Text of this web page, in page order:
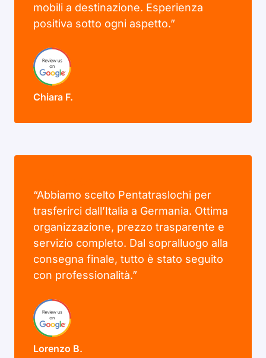
mobili a destinazione. Esperienza
positiva sotto ogni aspetto.”
Chiara F.
“Abbiamo scelto Pentatraslochi per
trasferirci dall’Italia a Germania. Ottima
organizzazione, prezzo trasparente e
servizio completo. Dal sopralluogo alla
consegna finale, tutto è stato seguito
con professionalità.”
Lorenzo B.